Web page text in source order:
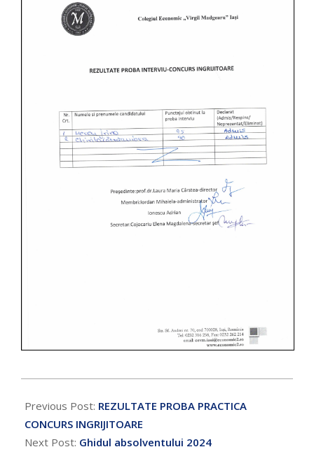
Previous Post: REZULTATE PROBA PRACTICA
CONCURS INGRIJITOARE
Next Post: Ghidul absolventului 2024